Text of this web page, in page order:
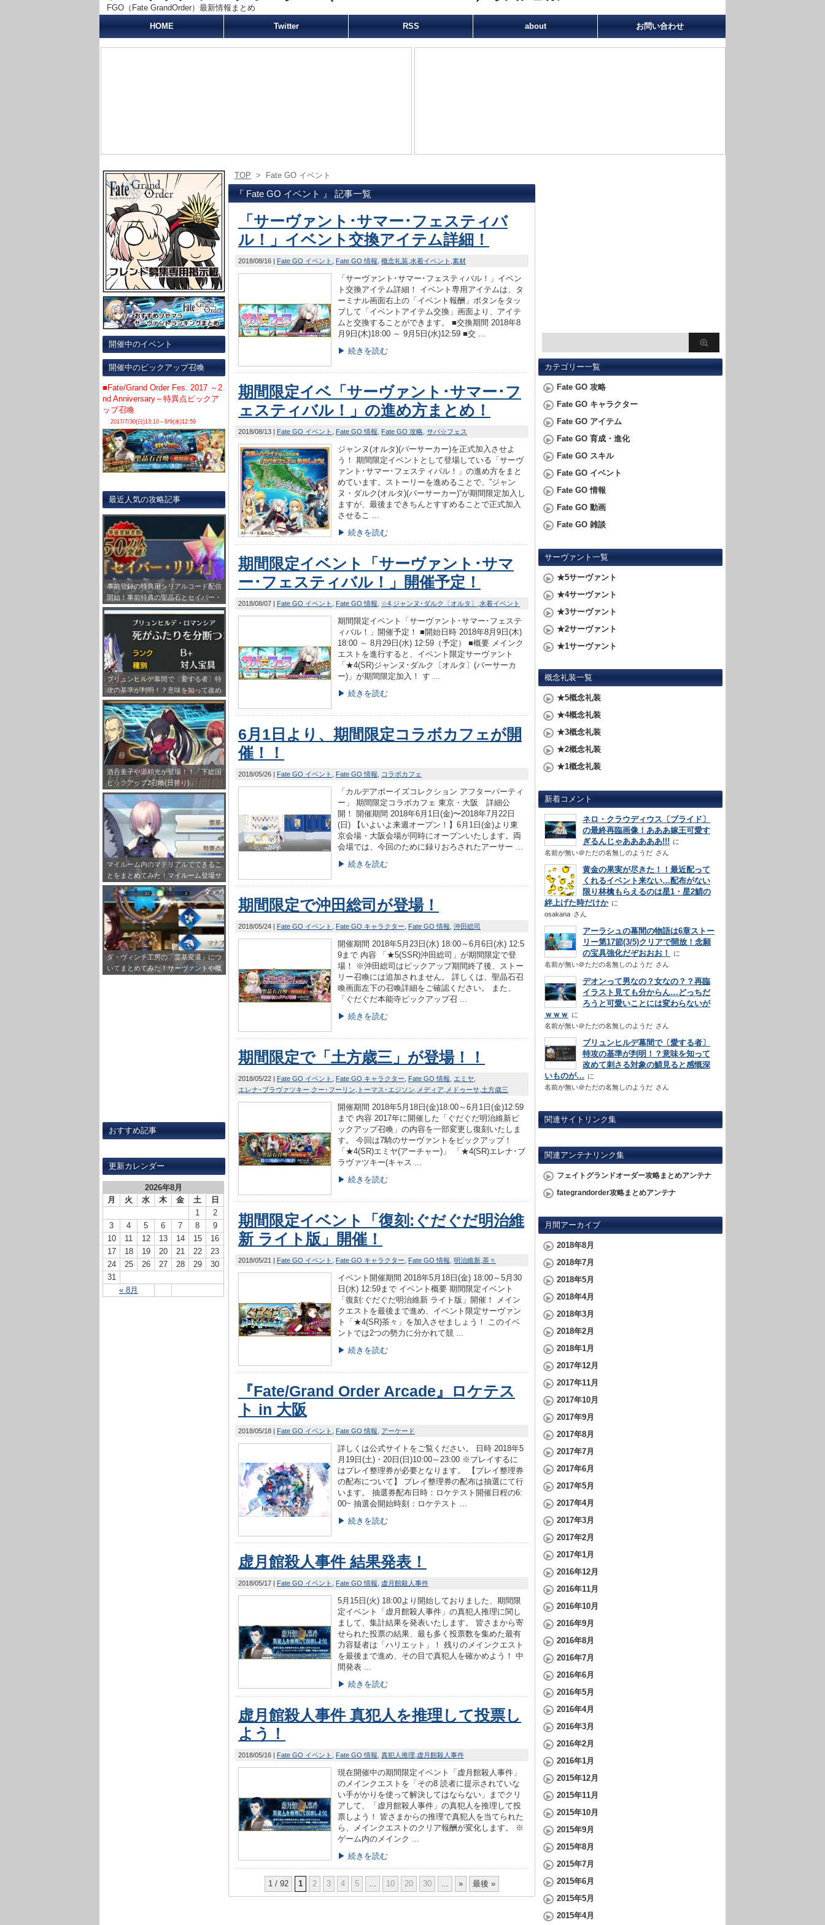
FGO（Fate GrandOrder）最新情報まとめ
HOME
Twitter RSS about お問い合わせ
開催中のイベント
開催中のピックアップ召喚
■Fate/Grand Order Fes. 2017 ～2
nd Anniversary～特異点ピックア
ップ召喚
2017/7/30(日)13:10～8/9(水)12:59
最近人気の攻略記事
事前登録の特典用シリアルコード配信
開始！事前特典の聖晶石とセイバー・
リリィの受け取り方法をまとめてみ
ブリュンヒルデ幕間で〔愛する者〕特
攻の基準が判明！？意味を知って改め
て刺さる対象の鯖見ると感慨深いもの
が…
酒呑童子や源頼光が登場！！「下総国
ピックアップ2召喚(日替り)」
マイルーム内のマテリアルでできるこ
とをまとめてみた！マイルーム登場サ
ーヴァント設定も！
ダ・ヴィンチ工房の「霊基変還」につ
いてまとめてみた！サーヴァントや概
おすすめ記事
更新カレンダー
2026年8月
月
火 水 木 金 土 日
« 8月
1
2
3
4 5 6 7 8
9
10
11 12 13 14 15
16
17
18 19 20 21 22
23
24
25 26 27 28 29
30
31
TOP > Fate GO イベント
『 Fate GO イベント 』 記事一覧
「サーヴァント･サマー･フェスティバ
ル！」イベント交換アイテム詳細！
2018/08/16 Fate GO イベント Fate GO 情報 概念礼装 水着イベント 素材
「サーヴァント･サマー･フェスティバル！」イベン
ト交換アイテム詳細！ イベント専用アイテムは、タ
ーミナル画面右上の「イベント報酬」ボタンをタッ
プして「イベントアイテム交換」画面より、アイテ
ムと交換することができます。 ■交換期間 2018年8
月9日(木)18:00 ～ 9月5日(水)12:59 ■交 ...
▶ 続きを読む
期間限定イベ「サーヴァント･サマー･フ
ェスティバル！」の進め方まとめ！
2018/08/13 Fate GO イベント Fate GO 情報 Fate GO 攻略 サバ☆フェス
ジャンヌ(オルタ)(バーサーカー)を正式加入させよ
う！ 期間限定イベントとして登場している「サーヴ
ァント･サマー･フェスティバル！」の進め方をまと
めています。ストーリーを進めることで、”ジャン
ヌ・ダルク(オルタ)(バーサーカー)”が期間限定加入し
ますが、最後まできちんとすすめることで正式加入
させるこ ...
▶ 続きを読む
期間限定イベント「サーヴァント･サマ
ー･フェスティバル！」開催予定！
2018/08/07 Fate GO イベント Fate GO 情報 ☆4 ジャンヌ･ダルク〔オルタ〕 水着イベント
期間限定イベント「サーヴァント･サマー･フェステ
ィバル！」開催予定！ ■開始日時 2018年8月9日(木)
18:00 ～ 8月29日(水) 12:59（予定） ■概要 メインク
エストを進行すると、イベント限定サーヴァント
「★4(SR)ジャンヌ･ダルク〔オルタ〕(バーサーカ
ー)」が期間限定加入！ す ...
▶ 続きを読む
6月1日より、期間限定コラボカフェが開
催！！
2018/05/26 Fate GO イベント Fate GO 情報 コラボカフェ
「カルデアボーイズコレクション アフターパーティ
ー」 期間限定コラボカフェ 東京・大阪 詳細公
開！ 開催期間 2018年6月1日(金)〜2018年7月22日
(日) 【いよいよ来週オープン！】6月1日(金)より東
京会場・大阪会場が同時にオープンいたします。両
会場では、今回のために録りおろされたアーサー ...
▶ 続きを読む
期間限定で沖田総司が登場！
2018/05/24 Fate GO イベント Fate GO キャラクター Fate GO 情報 沖田総司
開催期間 2018年5月23日(水) 18:00～6月6日(水) 12:5
9まで 内容 「★5(SSR)沖田総司」が期間限定で登
場！ ※沖田総司はピックアップ期間終了後、ストー
リー召喚には追加されません。 詳しくは、聖晶石召
喚画面左下の召喚詳細をご確認ください。 また、
「ぐだぐだ本能寺ピックアップ召 ...
▶ 続きを読む
期間限定で「土方歳三」が登場！！
2018/05/22 Fate GO イベント Fate GO キャラクター Fate GO 情報
エミヤ
エレナ･ブラヴァツキー クー･フーリン トーマス･エジソン メディア メドゥーサ 土方歳三
開催期間 2018年5月18日(金)18:00～6月1日(金)12:59
まで 内容 2017年に開催した「ぐだぐだ明治維新ピ
ックアップ召喚」の内容を一部変更し復刻いたしま
す。 今回は7騎のサーヴァントをピックアップ！
「★4(SR)エミヤ(アーチャー)」 「★4(SR)エレナ･ブ
ラヴァツキー(キャス ...
▶ 続きを読む
期間限定イベント「復刻:ぐだぐだ明治維
新 ライト版」開催！
2018/05/21 Fate GO イベント Fate GO キャラクター Fate GO 情報 明治維新 茶々
イベント開催期間 2018年5月18日(金) 18:00～5月30
日(水) 12:59まで イベント概要 期間限定イベント
「復刻:ぐだぐだ明治維新 ライト版」開催！ メイン
クエストを最後まで進め、イベント限定サーヴァン
ト「★4(SR)茶々」を加入させましょう！ このイベ
ントでは2つの勢力に分かれて競 ...
▶ 続きを読む
『Fate/Grand Order Arcade』ロケテス
ト in 大阪
2018/05/18 Fate GO イベント Fate GO 情報 アーケード
詳しくは公式サイトをご覧ください。 日時 2018年5
月19日(土)・20日(日)10:00～23:00 ※プレイするに
はプレイ整理券が必要となります。 【プレイ整理券
の配布について】 プレイ整理券の配布は抽選にて行
います。 抽選券配布日時：ロケテスト開催日程の6:
00~ 抽選会開始時刻：ロケテスト ...
▶ 続きを読む
虚月館殺人事件 結果発表！
2018/05/17 Fate GO イベント Fate GO 情報 虚月館殺人事件
5月15日(火) 18:00より開始しておりました、期間限
定イベント「虚月館殺人事件」の真犯人推理に関し
まして、集計結果を発表いたします。 皆さまから寄
せられた投票の結果、最も多く投票数を集めた最有
力容疑者は「ハリエット」！ 残りのメインクエスト
を最後まで進め、その目で真犯人を確かめよう！ 中
間発表 ...
▶ 続きを読む
虚月館殺人事件 真犯人を推理して投票し
よう！
2018/05/16 Fate GO イベント Fate GO 情報 真犯人推理 虚月館殺人事件
現在開催中の期間限定イベント「虚月館殺人事件」
のメインクエストを「その8 読者に提示されていな
い手がかりを使って解決してはならない」までクリ
アして、「虚月館殺人事件」の真犯人を推理して投
票しよう！ 皆さまからの推理で真犯人を当てられた
ら、メインクエストのクリア報酬が変化します。 ※
ゲーム内のメインク ...
▶ 続きを読む
1 / 92 1 2 3 4 5 ... 10 20 30 ... » 最後 »
カテゴリー一覧
Fate GO 攻略
Fate GO キャラクター
Fate GO アイテム
Fate GO 育成・進化
Fate GO スキル
Fate GO イベント
Fate GO 情報
Fate GO 動画
Fate GO 雑談
サーヴァント一覧
★5サーヴァント
★4サーヴァント
★3サーヴァント
★2サーヴァント
★1サーヴァント
概念礼装一覧
★5概念礼装
★4概念礼装
★3概念礼装
★2概念礼装
★1概念礼装
新着コメント
ネロ・クラウディウス〔ブライド〕
の最終再臨画像！あああ嫁王可愛す
ぎるんじゃあああああ!!!
名前が無い＠ただの名無しのようだ さん
黄金の果実が尽きた！！最近配って
くれるイベント来ない…配布がない
限り林檎もらえるのは星1・星2鯖の
絆上げた時だけか
osakana さん
アーラシュの幕間の物語は6章ストー
リー第17節(3/5)クリアで開放！念願
の宝具強化だぞおおお！
名前が無い＠ただの名無しのようだ さん
デオンって男なの？女なの？？再臨
イラスト見ても分からん…どっちだ
ろうと可愛いことには変わらないが
ｗｗｗ
名前が無い＠ただの名無しのようだ さん
ブリュンヒルデ幕間で〔愛する者〕
特攻の基準が判明！？意味を知って
改めて刺さる対象の鯖見ると感慨深
いものが…
名前が無い＠ただの名無しのようだ さん
関連サイトリンク集
関連アンテナリンク集
フェイトグランドオーダー攻略まとめアンテナ
fategrandorder攻略まとめアンテナ
月間アーカイブ
2018年8月
2018年7月
2018年5月
2018年4月
2018年3月
2018年2月
2018年1月
2017年12月
2017年11月
2017年10月
2017年9月
2017年8月
2017年7月
2017年6月
2017年5月
2017年4月
2017年3月
2017年2月
2017年1月
2016年12月
2016年11月
2016年10月
2016年9月
2016年8月
2016年7月
2016年6月
2016年5月
2016年4月
2016年3月
2016年2月
2016年1月
2015年12月
2015年11月
2015年10月
2015年9月
2015年8月
2015年7月
2015年6月
2015年5月
2015年4月